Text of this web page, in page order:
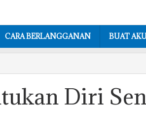
CARA BERLANGGANAN BUAT
Diri